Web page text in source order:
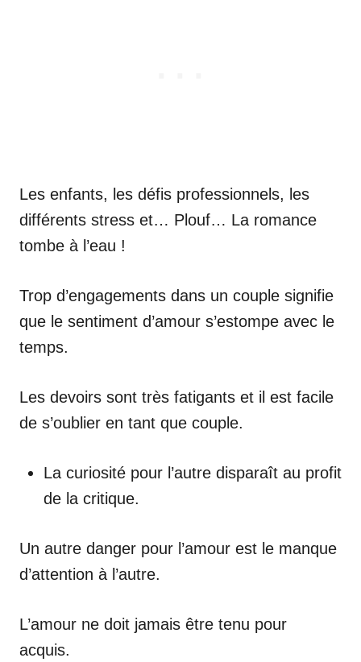
Les enfants, les défis professionnels, les
différents stress et… Plouf… La romance
tombe à l’eau !
Trop d’engagements dans un couple signifie
que le sentiment d’amour s’estompe avec le
temps.
Les devoirs sont très fatigants et il est facile
de s’oublier en tant que couple.
La curiosité pour l’autre disparaît au profit
de la critique.
Un autre danger pour l’amour est le manque
d’attention à l’autre.
L’amour ne doit jamais être tenu pour
acquis.